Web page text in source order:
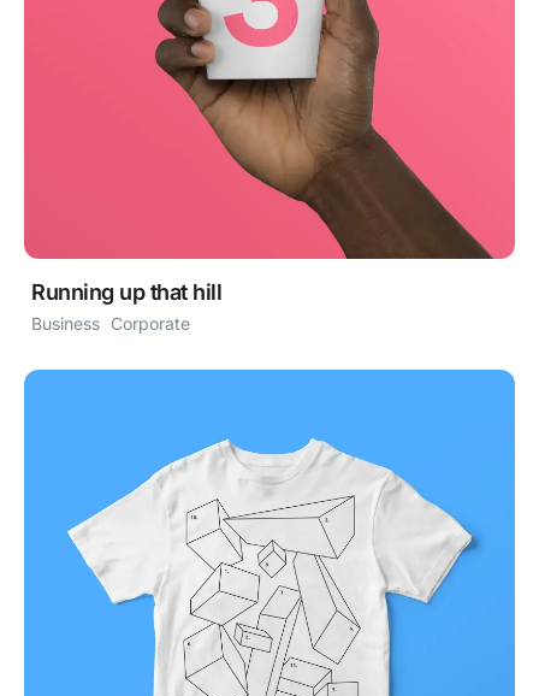
Running up that hill
Business Corporate